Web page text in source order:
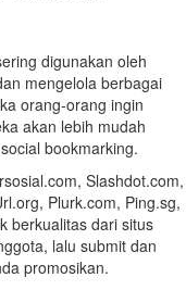
digunakan oleh
mengelola berbagai
orang-orang ingin
akan lebih mudah
bookmarking.
Slashdot.com,
Plurk.com, Ping.sg,
berkualitas dari situs
lalu submit dan
promosikan.